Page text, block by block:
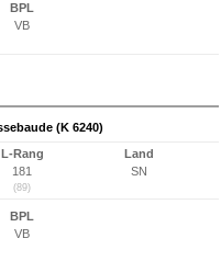
BPL
VB
(K 6240)
L-Rang
181
(89)
Land
SN
BPL
VB